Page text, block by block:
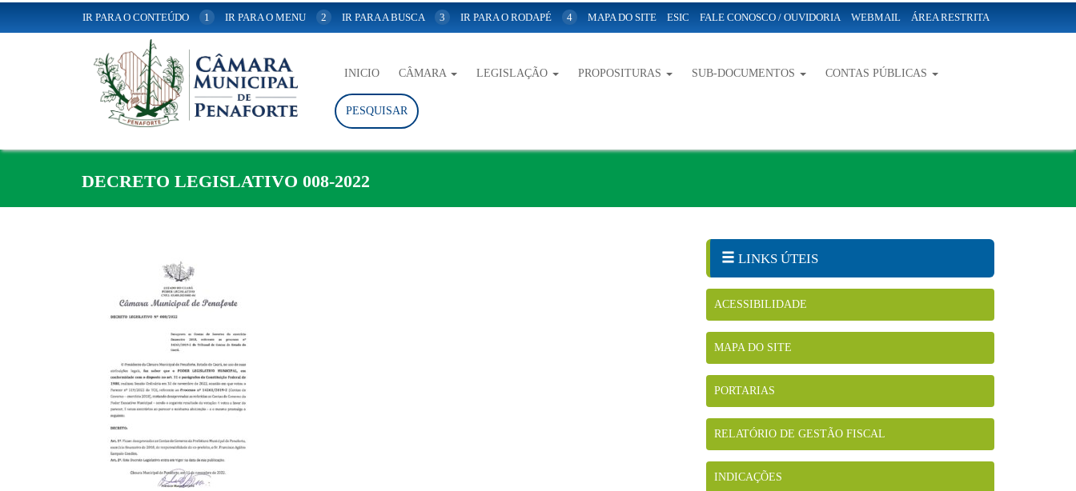
IR PARA O CONTEÚDO 1 IR PARA O MENU 2 IR PARA A BUSCA 3 IR PARA O RODAPÉ 4 MAPA DO SITE ESIC FALE CONOSCO / OUVIDORIA WEBMAIL ÁREA RESTRITA
INICIO CÂMARA LEGISLAÇÃO PROPOSITURAS SUB-DOCUMENTOS CONTAS PÚBLICAS
PESQUISAR
DECRETO LEGISLATIVO 008-2022
LINKS ÚTEIS
ACESSIBILIDADE
MAPA DO SITE
PORTARIAS
RELATÓRIO DE GESTÃO FISCAL
INDICAÇÕES